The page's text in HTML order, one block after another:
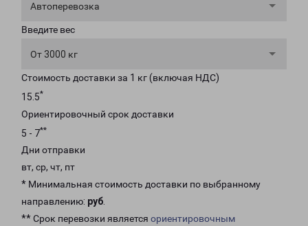
Автоперевозка
Введите вес
От 3000 кг
Стоимость доставки за 1 кг (включая НДС)
15.5*
Ориентировочный срок доставки
5 - 7**
Дни отправки
вт, ср, чт, пт
* Минимальная стоимость доставки по выбранному
направлению: руб.
** Срок перевозки является ориентировочным